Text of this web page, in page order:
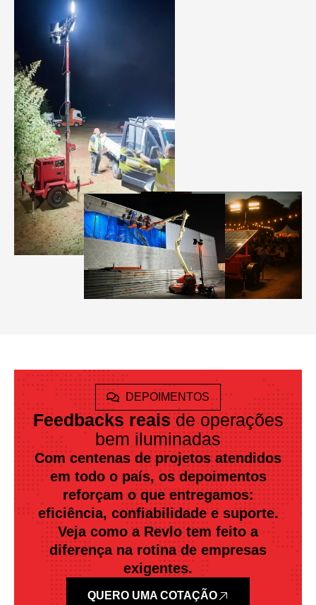
DEPOIMENTOS
Feedbacks reaisde operações
bem iluminadas
Com centenas de projetos atendidos
em todo o país, os depoimentos
reforçam o que entregamos:
eficiência, confiabilidade e suporte.
Veja como a Revlo tem feito a
diferença na rotina de empresas
exigentes.
QUERO UMA COTAÇÃO